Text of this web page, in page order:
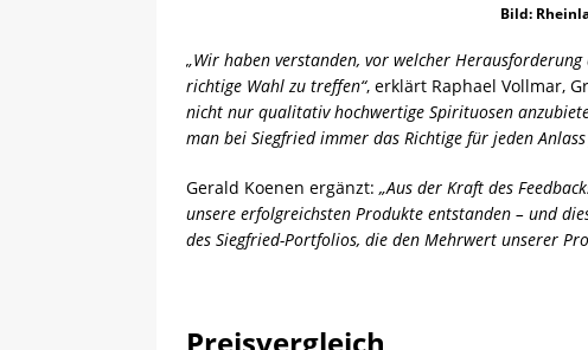
Bild:
„Wir haben verstanden, vor welcher
richtige Wahl zu treffen“, erklärt Raphael Vollmar,
nicht nur qualitativ hochwertige Spirituosen
man bei Siegfried immer das Richtige für jeden
Gerald Koenen ergänzt: „Aus der Kraft des
unsere erfolgreichsten Produkte entstanden – und
des Siegfried-Portfolios, die den Mehrwert unserer
Preisvergleich